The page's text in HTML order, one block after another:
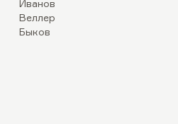
Иванов
Веллер
Быков